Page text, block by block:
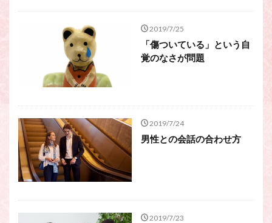
2019/7/25
「傷ついている」という自
覚のなさが問題
2019/7/24
男性との会話の合わせ方
2019/7/23
検索